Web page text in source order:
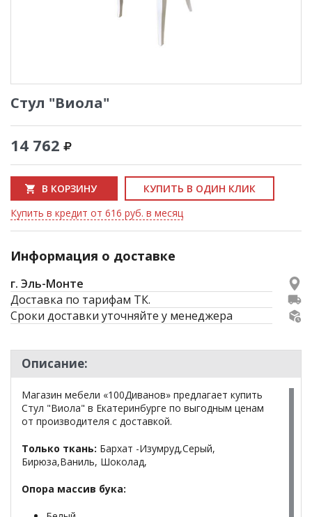
Стул "Виола"
14 762
В КОРЗИНУ
КУПИТЬ В ОДИН КЛИК
Купить в кредит от 616 руб. в месяц
Информация о доставке
г. Эль-Монте
Доставка по тарифам ТК.
Сроки доставки уточняйте у менеджера
Описание:
Магазин мебели «100Диванов» предлагает купить
Стул "Виола" в Екатеринбурге по выгодным ценам
от производителя с доставкой.
Только ткань: Бархат -Изумруд,Серый,
Бирюза,Ваниль, Шоколад,
Опора массив бука: